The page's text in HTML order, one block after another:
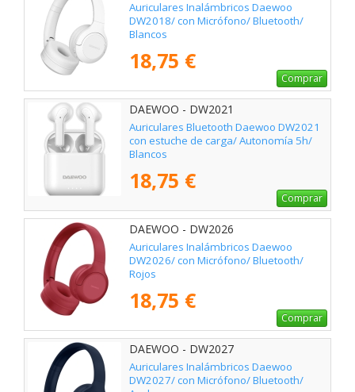
Auriculares Inalámbricos Daewoo
DW2018/ con Micrófono/ Bluetooth/
Blancos
18,75 €
Comprar
DAEWOO - DW2021
Auriculares Bluetooth Daewoo DW2021
con estuche de carga/ Autonomía 5h/
Blancos
18,75 €
Comprar
DAEWOO - DW2026
Auriculares Inalámbricos Daewoo
DW2026/ con Micrófono/ Bluetooth/
Rojos
18,75 €
Comprar
DAEWOO - DW2027
Auriculares Inalámbricos Daewoo
DW2027/ con Micrófono/ Bluetooth/